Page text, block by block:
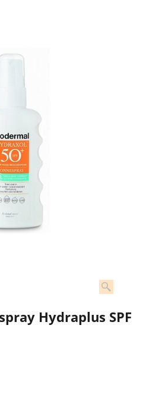
Hydraplus SPF